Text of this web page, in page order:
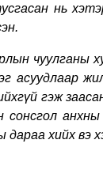
нь
чуулганы
асуудлаар
гэж
сонсгол анхны
дараа хийхвэ